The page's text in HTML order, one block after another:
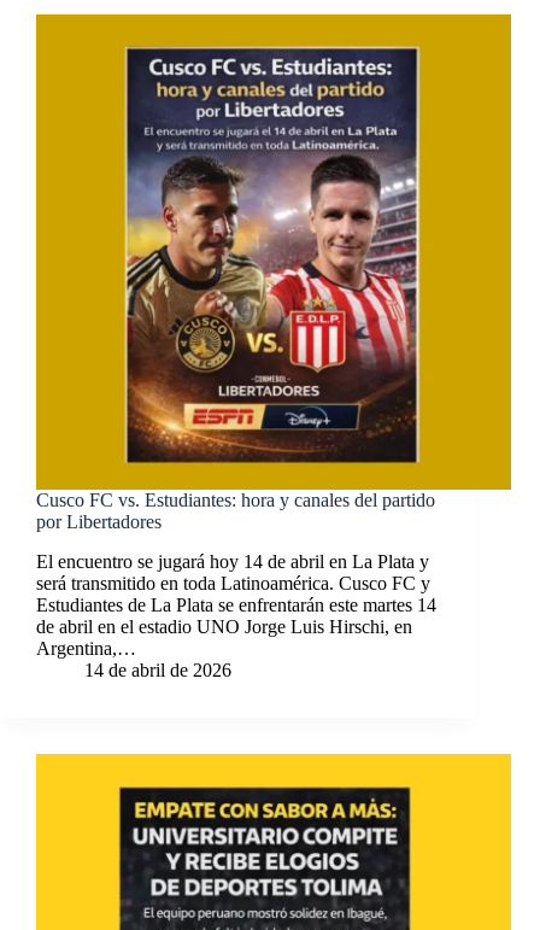
Cusco FC vs. Estudiantes: hora y canales del partido
por Libertadores
El encuentro se jugará hoy 14 de abril en La Plata y
será transmitido en toda Latinoamérica. Cusco FC y
Estudiantes de La Plata se enfrentarán este martes 14
de abril en el estadio UNO Jorge Luis Hirschi, en
Argentina,…
14 de abril de 2026